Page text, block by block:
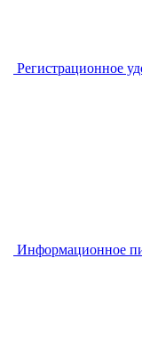
Регистрационное
Информационное